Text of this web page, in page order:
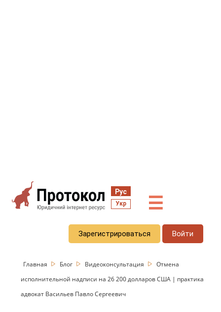
Рус
Укр ☰
Зарегистрироваться Войти
Главная Блог Видеоконсультация
Отмена
исполнительной надписи на 26 200 долларов США | практика
адвокат Васильев Павло Сергеевич